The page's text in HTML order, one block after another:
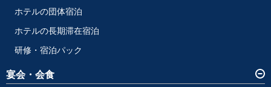
ホテルの団体宿泊
ホテルの長期滞在宿泊
研修・宿泊パック
宴会・会食